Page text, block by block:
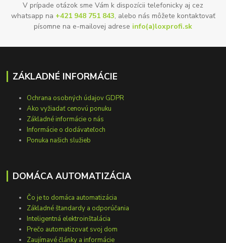
V prípade otázok sme Vám k dispozícii telefonicky aj cez
whatsapp na +421 948 751 843, alebo nás môžete kontaktovať
písomne na e-mailovej adrese info(a)loxprofi.sk
ZÁKLADNÉ INFORMÁCIE
Ochrana osobných údajov GDPR
Ako vyžiadať cenovú ponuku
Základné informácie o nás
Informácie o dodávateľoch
Ponuka našich služieb
DOMÁCA AUTOMATIZÁCIA
Čo je to domáca automatizácia
Základné štandardy a odporúčania
Inteligentná elektroinštalácia
Prečo automatizovať svoj dom
Zaujímavé články a informácie